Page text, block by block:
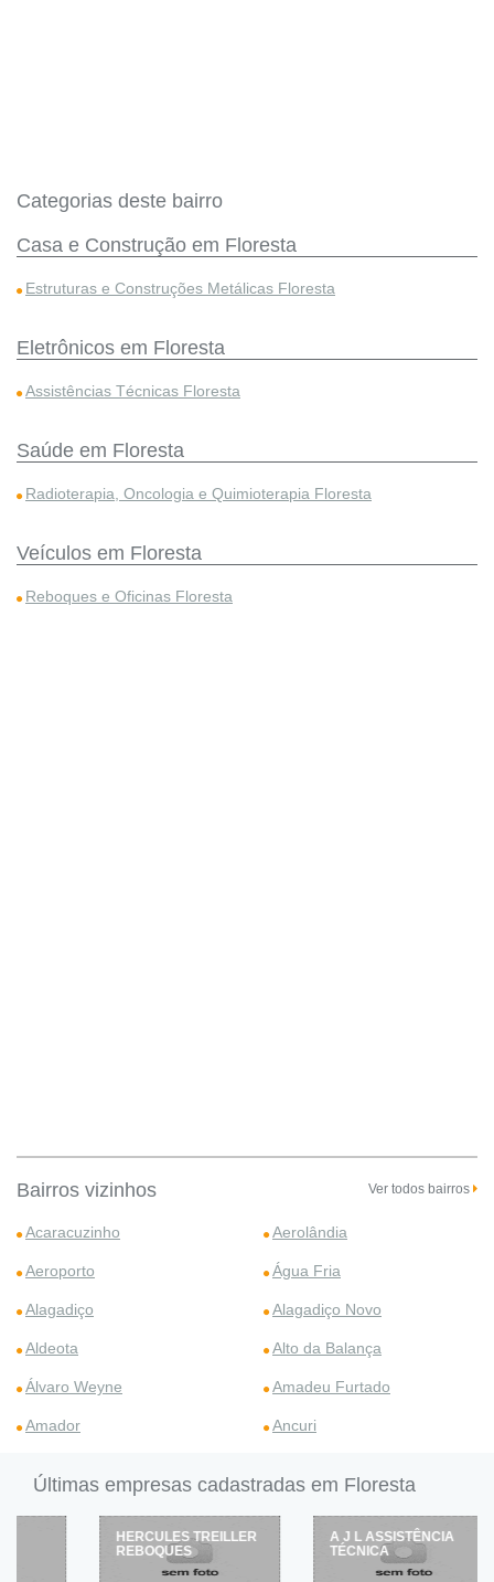
Categorias deste bairro
Casa e Construção em Floresta
Estruturas e Construções Metálicas Floresta
Eletrônicos em Floresta
Assistências Técnicas Floresta
Saúde em Floresta
Radioterapia, Oncologia e Quimioterapia Floresta
Veículos em Floresta
Reboques e Oficinas Floresta
Bairros vizinhos Ver todos bairros
Acaracuzinho Aerolândia
Aeroporto Água Fria
Alagadiço Alagadiço Novo
Aldeota Alto da Balança
Álvaro Weyne Amadeu Furtado
Amador Ancuri
Últimas empresas cadastradas em Floresta
HERCULES TREILLER
REBOQUES
A J L ASSISTÊNCIA
TÉCNICA